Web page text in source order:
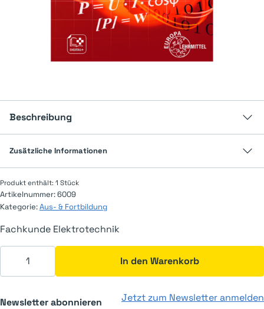
Beschreibung
Zusätzliche Informationen
Produkt enthält: 1 Stück
Artikelnummer:6009
Kategorie:Aus- & Fortbildung
Fachkunde Elektrotechnik
Fachkunde Elektrotechnik Menge
In den Warenkorb
Newsletter abonnieren Jetzt zum Newsletter anmelden